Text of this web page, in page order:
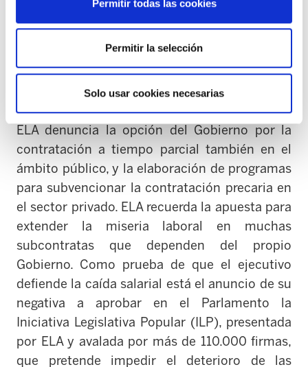
Permitir todas las cookies
Permitir la selección
Solo usar cookies necesarias
Administración y orientandola destrucción del
mismo en las Sociedades Públicas (es el caso
de EITB), así como en las empresas
subcontratadas que actúan en la
Administración. Sobre la calidad del mismo
ELA denuncia la opción del Gobierno por la
contratación a tiempo parcial también en el
ámbito público, y la elaboración de programas
para subvencionar la contratación precaria en
el sector privado. ELA recuerda la apuesta para
extender la miseria laboral en muchas
subcontratas que dependen del propio
Gobierno. Como prueba de que el ejecutivo
defiende la caída salarial está el anuncio de su
negativa a aprobar en el Parlamento la
Iniciativa Legislativa Popular (ILP), presentada
por ELA y avalada por más de 110.000 firmas,
que pretende impedir el deterioro de las